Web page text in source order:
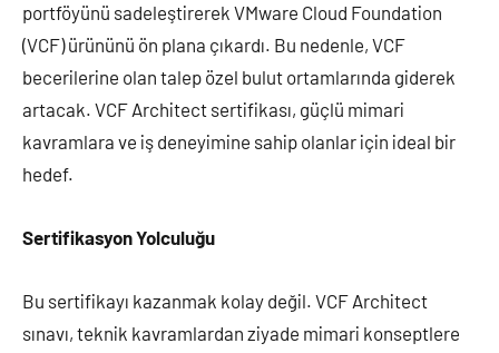
portföyünü sadeleştirerek VMware Cloud Foundation
(VCF) ürününü ön plana çıkardı. Bu nedenle, VCF
becerilerine olan talep özel bulut ortamlarında giderek
artacak. VCF Architect sertifikası, güçlü mimari
kavramlara ve iş deneyimine sahip olanlar için ideal bir
hedef.
Sertifikasyon Yolculuğu
Bu sertifikayı kazanmak kolay değil. VCF Architect
sınavı, teknik kavramlardan ziyade mimari konseptlere